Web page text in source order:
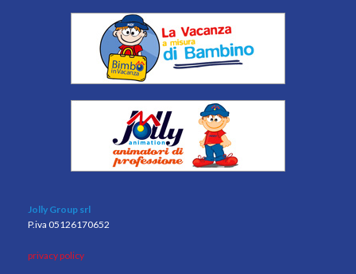
Jolly Group srl
P.iva 05126170652
privacy policy